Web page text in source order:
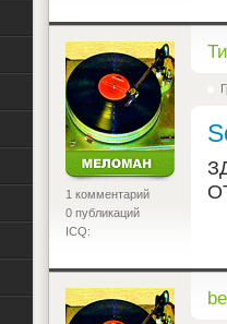
<
1 комментарий
0 публикаций
ICQ:
<